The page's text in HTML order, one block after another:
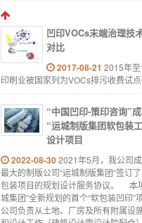
凹印VOCs末端治理技
对比
2017-08-21 2015年
印刷业被国家列为VOCs排污收费试点
“中国凹印-策印咨询”
“运城制版集团软包装
设计项目
2022-08-302021年5月，我公司
最大的制版公司“运城制版集团“签订
包装项目的规划设计服务协议。 本
城集团”全新规划的首个“软包装凹印”
公司负责从土地、厂房及所有附属设